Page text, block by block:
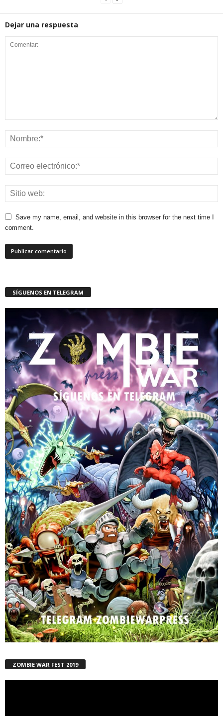
Dejar una respuesta
Save my name, email, and website in this browser for the next time I
comment.
SÍGUENOS EN TELEGRAM
ZOMBIE WAR FEST 2019